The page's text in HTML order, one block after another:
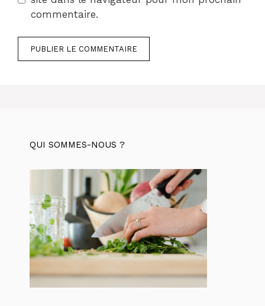
commentaire.
QUI SOMMES-NOUS ?